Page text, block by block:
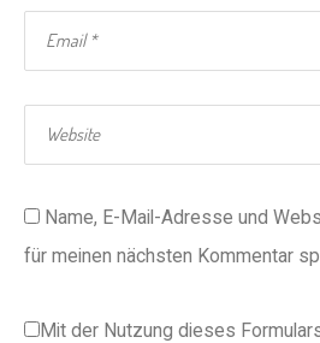
Name, E-Mail-Adresse und
für meinen nächsten Kommentar
Mit der Nutzung dieses